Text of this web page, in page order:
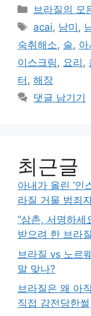
카
리
브라질의 모
태
그
acai, 남미 ,
숙취해소, 술, 아
이스크림 , 요리 ,
터 , 해장
댓글 남기기
최근글
아내가 올린 ‘인
라질 거물 범죄
“삼촌, 서명하세
받으려 한 브라
브라질 vs 노르
말 맞나?
브라질은 왜 아
직접 감전당한썰